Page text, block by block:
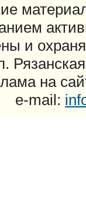
и
на
e-mail: